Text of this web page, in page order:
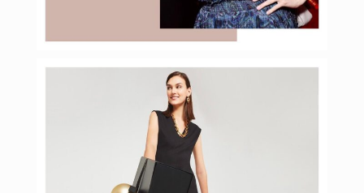
Янв 30
budinstein_media